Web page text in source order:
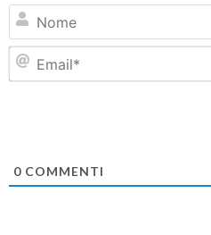
0 COMMENTI